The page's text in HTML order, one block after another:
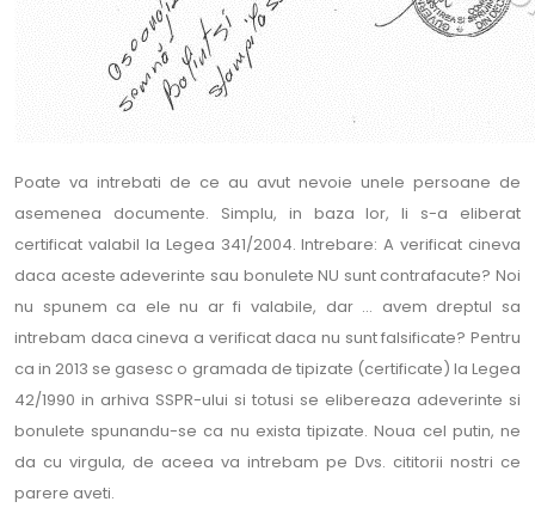
Poate va intrebati de ce au avut nevoie unele persoane de
asemenea documente. Simplu, in baza lor, li s-a eliberat
certificat valabil la Legea 341/2004. Intrebare: A verificat cineva
daca aceste adeverinte sau bonulete NU sunt contrafacute? Noi
nu spunem ca ele nu ar fi valabile, dar ... avem dreptul sa
intrebam daca cineva a verificat daca nu sunt falsificate? Pentru
ca in 2013 se gasesc o gramada de tipizate (certificate) la Legea
42/1990 in arhiva SSPR-ului si totusi se elibereaza adeverinte si
bonulete spunandu-se ca nu exista tipizate. Noua cel putin, ne
da cu virgula, de aceea va intrebam pe Dvs. cititorii nostri ce
parere aveti.